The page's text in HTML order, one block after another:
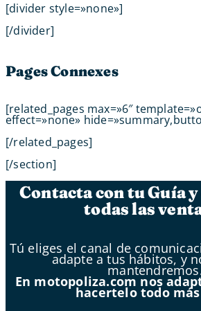
[divider style=»none»]
[/divider]
Pages Connexes
[related_pages max=»6″
effect=»none»
[/related_pages]
[/section]
Contacta con tu Guía
todas las
Tú eliges el canal de
adapte a tus hábitos, y
En motopoliza.com nos
hacertelo todo